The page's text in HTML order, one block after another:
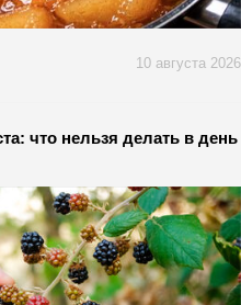
10 августа 2026
что нельзя делать в день